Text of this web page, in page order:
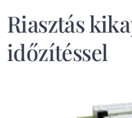
Riasztás
időzítéssel